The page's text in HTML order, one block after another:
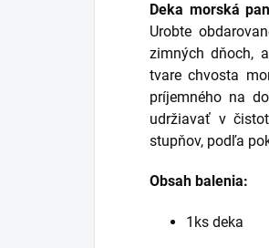
Deka morská
Urobte
zimných dňoch,
tvare chvosta
príjemného na
udržiavať v
stupňov, podľa
Obsah balenia:
1ks deka